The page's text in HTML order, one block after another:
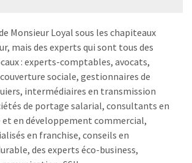
Monsieur Loyal sous les chapiteaux
mais des experts qui sont tous des
: experts-comptables, avocats,
sociale, gestionnaires de
intermédiaires en transmission
de portage salarial, consultants en
et en développement commercial,
en franchise, conseils en
des experts éco-business,